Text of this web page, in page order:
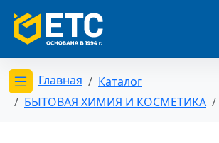
Открыть меню
Главная
Каталог
БЫТОВАЯ ХИМИЯ И КОСМЕТИКА